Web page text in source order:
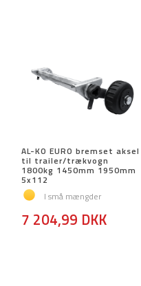
AL-KO EURO bremset aksel
til trailer/trækvogn
1800kg 1450mm 1950mm
5x112
I små mængder
7 204,99 DKK